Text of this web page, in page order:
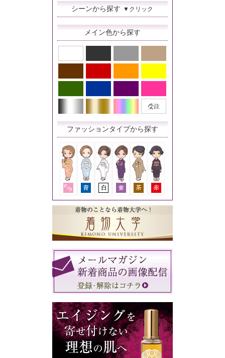
シーンから探す ▼クリック
メイン色から探す
ファッションタイプから探す